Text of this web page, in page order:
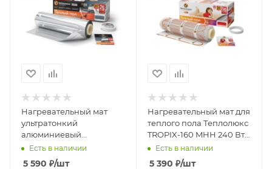
Нагревательный мат
ультратонкий
алюминиевый
Теплолюкс Alumia 300
Вт 2.0 кв.м
Есть в наличии
5 590 ₽/шт
Нагревательный мат для
теплого пола Теплолюкс
TROPIX-160 MHH 240 Вт
1.5 кв.м
Есть в наличии
5 390 ₽/шт